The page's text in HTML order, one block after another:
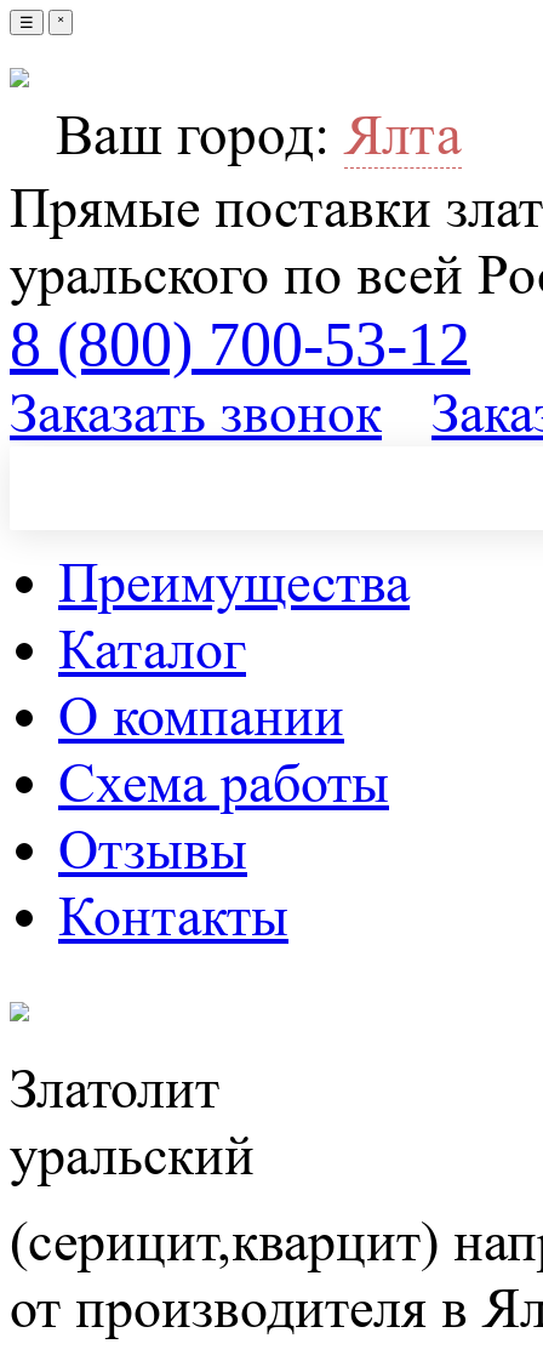
☰ ˟
Ваш город:Ялта
Прямые поставки
уральского по всей
8 (800) 700-53-12
Заказать звонок
Преимущества
Каталог
О компании
Схема работы
Отзывы
Контакты
Златолит
уральский
(серицит,кварцит)
от производителя в